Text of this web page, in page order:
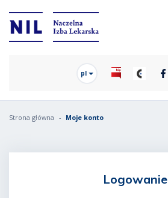
pl
Strona główna Moje konto
Logowanie